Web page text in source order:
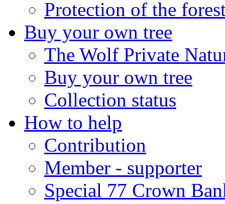
Protection of the
Buy your own tree
The Wolf Private
Buy your own tree
Collection status
How to help
Contribution
Member - supporter
Special 77 Crown